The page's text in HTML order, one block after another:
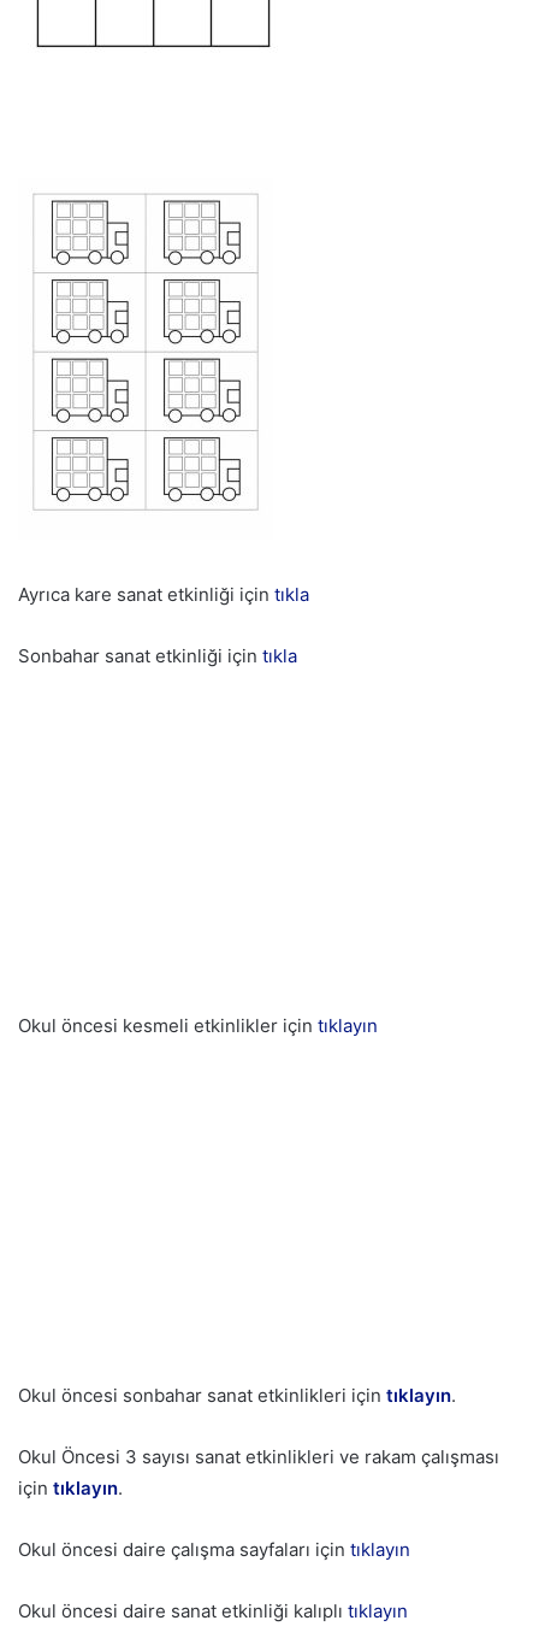
Ayrıca kare sanat etkinliği için tıkla
Sonbahar sanat etkinliği için tıkla
Okul öncesi kesmeli etkinlikler için tıklayın
Okul öncesi sonbahar sanat etkinlikleri için tıklayın.
Okul Öncesi 3 sayısı sanat etkinlikleri ve rakam çalışması
için tıklayın.
Okul öncesi daire çalışma sayfaları için tıklayın
Okul öncesi daire sanat etkinliği kalıplı tıklayın